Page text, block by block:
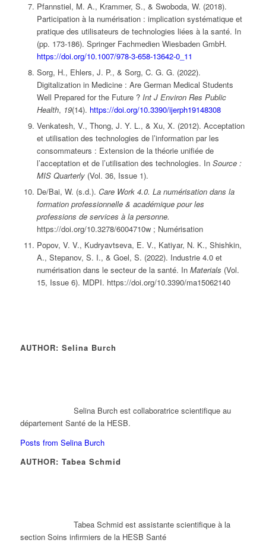
Pfannstiel, M. A., Krammer, S., & Swoboda, W. (2018).
Participation à la numérisation : implication systématique et
pratique des utilisateurs de technologies liées à la santé. In
(pp. 173-186). Springer Fachmedien Wiesbaden GmbH.
https://doi.org/10.1007/978-3-658-13642-0_11
Sorg, H., Ehlers, J. P., & Sorg, C. G. G. (2022).
Digitalization in Medicine : Are German Medical Students
Well Prepared for the Future ? Int J Environ Res Public
Health, 19(14). https://doi.org/10.3390/ijerph19148308
Venkatesh, V., Thong, J. Y. L., & Xu, X. (2012). Acceptation
et utilisation des technologies de l’information par les
consommateurs : Extension de la théorie unifiée de
l’acceptation et de l’utilisation des technologies. In Source :
MIS Quarterly(Vol. 36, Issue 1).
De/Bai, W. (s.d.). Care Work 4.0. La numérisation dans la
formation professionnelle & académique pour les
professions de services à la personne.
https://doi.org/10.3278/6004710w ; Numérisation
Popov, V. V., Kudryavtseva, E. V., Katiyar, N. K., Shishkin,
A., Stepanov, S. I., & Goel, S. (2022). Industrie 4.0 et
numérisation dans le secteur de la santé. In Materials (Vol.
15, Issue 6). MDPI. https://doi.org/10.3390/ma15062140
AUTHOR: Selina Burch
Selina Burch est collaboratrice scientifique au
département Santé de la HESB.
Posts from Selina Burch
AUTHOR: Tabea Schmid
Tabea Schmid est assistante scientifique à la
section Soins infirmiers de la HESB Santé